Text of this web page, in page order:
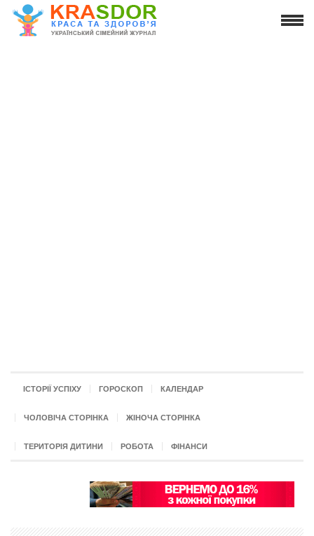
ІСТОРІЇ УСПІХУ ГОРОСКОП КАЛЕНДАР
ЧОЛОВІЧА СТОРІНКА ЖІНОЧА СТОРІНКА
ТЕРИТОРІЯ ДИТИНИ РОБОТА ФІНАНСИ